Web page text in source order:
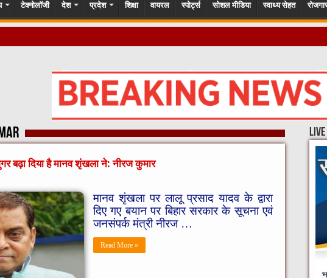
टेक्नोलॉजी देश प्रदेश शिक्षा वायरल स्पोर्ट्स सोशल मीडिया स्वाथ्य सेहत
2016 में, दिव्यांगों
बढ़ा दिया है मानव शृंखला ने: नीरज कुमार
मानव शृंखला पर लालू प्रसाद यादव के द्वारा
दिए गए बयान पर बिहार सरकार के सूचना एवं
जनसंपर्क मंत्री नीरज …
Read More »